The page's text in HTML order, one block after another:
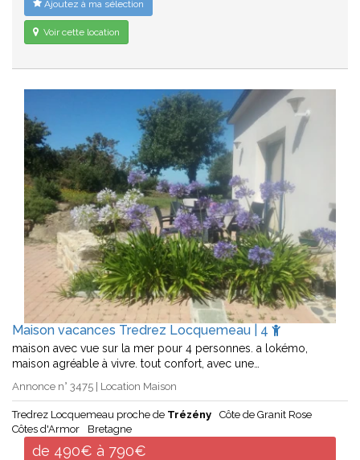
Ajoutez à ma sélection
Voir cette location
Maison vacances Tredrez Locquemeau | 4
maison avec vue sur la mer pour 4 personnes. a lokémo,
maison agréable à vivre. tout confort, avec une…
Annonce n° 3475 | Location Maison
Tredrez Locquemeau proche de Trézény
Côte de Granit Rose
Côtes d'Armor
Bretagne
de 490€ à 790€